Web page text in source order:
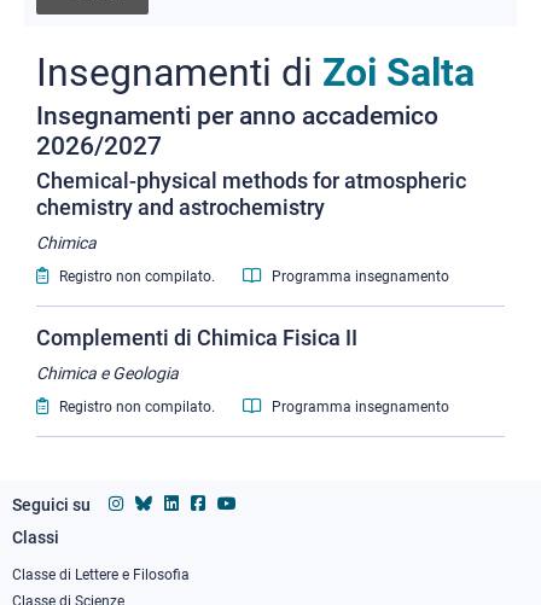
Insegnamenti di Zoi Salta
Insegnamenti per anno accademico
2026/2027
Chemical-physical methods for atmospheric
chemistry and astrochemistry
Chimica
Registro non compilato. Programma insegnamento
Complementi di Chimica Fisica II
Chimica e Geologia
Registro non compilato. Programma insegnamento
Seguici su
Footer
column
Classi
Classe di Lettere e Filosofia